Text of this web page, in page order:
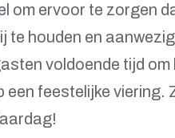
om ervoor te zorgen
te houden en
voldoende tijd om
feestelijke viering.